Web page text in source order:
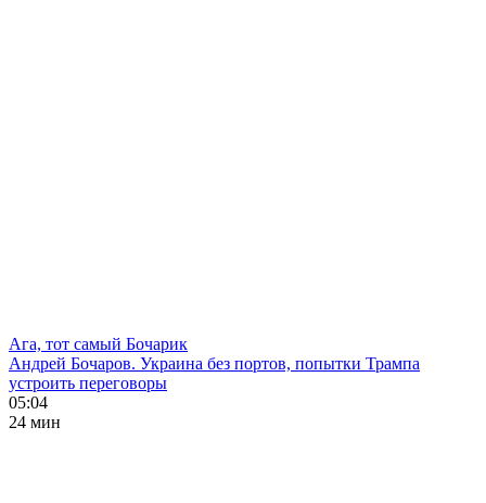
Ага, тот самый Бочарик
Андрей Бочаров. Украина без портов, попытки Трампа
устроить переговоры
05:04
24 мин